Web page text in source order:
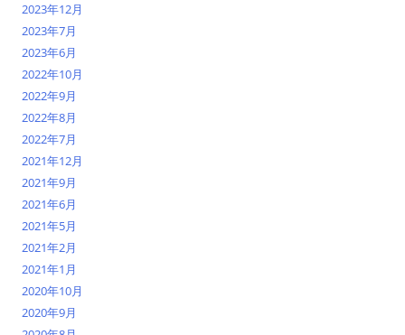
2023年12月
2023年7月
2023年6月
2022年10月
2022年9月
2022年8月
2022年7月
2021年12月
2021年9月
2021年6月
2021年5月
2021年2月
2021年1月
2020年10月
2020年9月